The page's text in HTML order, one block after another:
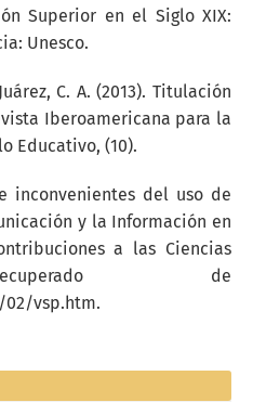
Superior en el Siglo XIX:
Unesco.
C. A. (2013). Titulación
Iberoamericana para la
Educativo, (10).
inconvenientes del uso de
y la Información en
a las Ciencias
de
02/vsp.htm.